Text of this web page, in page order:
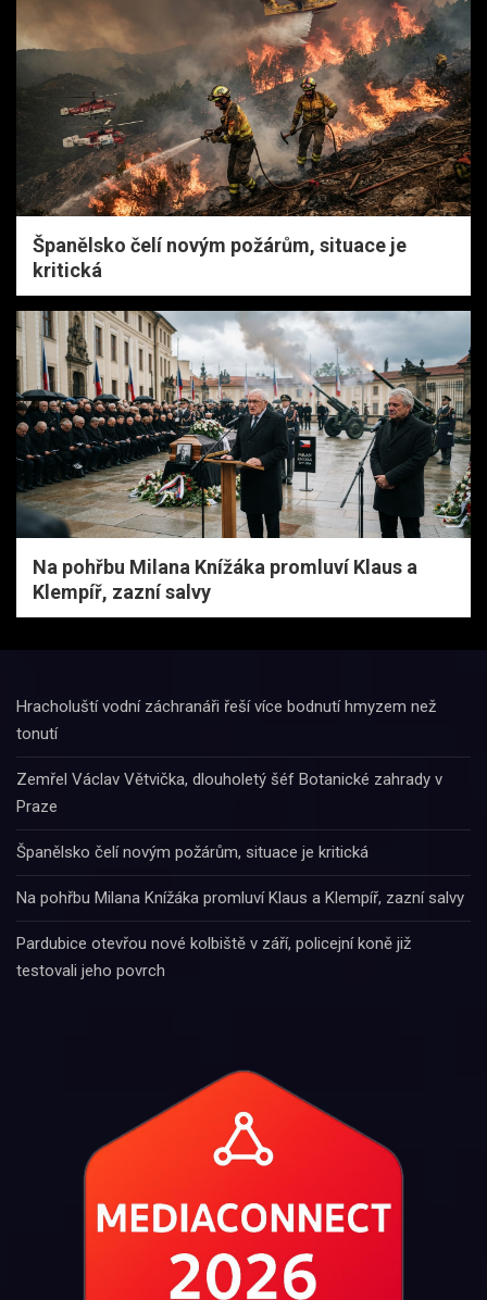
Španělsko čelí novým požárům, situace je
kritická
Na pohřbu Milana Knížáka promluví Klaus a
Klempíř, zazní salvy
Hracholuští vodní záchranáři řeší více bodnutí hmyzem než
tonutí
Zemřel Václav Větvička, dlouholetý šéf Botanické zahrady v
Praze
Španělsko čelí novým požárům, situace je kritická
Na pohřbu Milana Knížáka promluví Klaus a Klempíř, zazní salvy
Pardubice otevřou nové kolbiště v září, policejní koně již
testovali jeho povrch